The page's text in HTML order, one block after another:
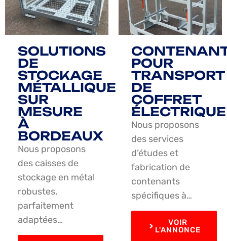
SOLUTIONS
DE
STOCKAGE
MÉTALLIQUE
SUR
MESURE
À
BORDEAUX
Nous proposons
des caisses de
stockage en métal
robustes,
parfaitement
adaptées…
POUR
TRANSPORT
DE
COFFRET
ÉLECTRIQUE
Nous proposons
des services
d’études et
fabrication de
contenants
spécifiques à…
VOIR
L'ANNONCE